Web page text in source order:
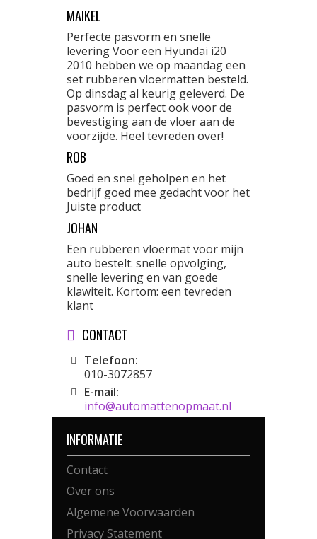
MAIKEL
Perfecte pasvorm en snelle
levering Voor een Hyundai i20
2010 hebben we op maandag een
set rubberen vloermatten besteld.
Op dinsdag al keurig geleverd. De
pasvorm is perfect ook voor de
bevestiging aan de vloer aan de
voorzijde. Heel tevreden over!
ROB
Goed en snel geholpen en het
bedrijf goed mee gedacht voor het
Juiste product
JOHAN
Een rubberen vloermat voor mijn
auto bestelt: snelle opvolging,
snelle levering en van goede
klawiteit. Kortom: een tevreden
klant
CONTACT
Telefoon:
010-3072857
E-mail:
info@automattenopmaat.nl
INFORMATIE
Contact
Over ons
Algemene Voorwaarden
Privacy Statement